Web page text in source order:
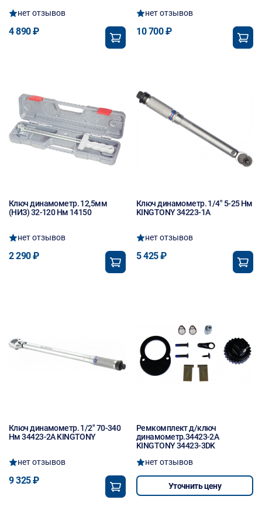
нет отзывов
4 890 ₽
нет отзывов
10 700 ₽
Ключ динамометр. 12,5мм
(НИЗ) 32-120 Нм 14150
нет отзывов
2 290 ₽
Ключ динамометр. 1/4" 5-25 Нм
KINGTONY 34223-1A
нет отзывов
5 425 ₽
Ключ динамометр. 1/2" 70-340
Hм 34423-2A KINGTONY
нет отзывов
9 325 ₽
Ремкомплект д/ключ
динамометр.34423-2A
KINGTONY 34423-3DK
нет отзывов
Уточнить цену